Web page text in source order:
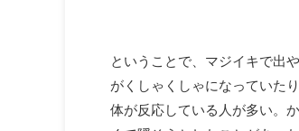
ということで、マジイキで出
がくしゃくしゃになっていた
体が反応している人が多い。